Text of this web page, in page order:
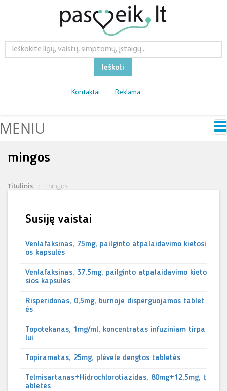
Ieškoti
Kontaktai Reklama
MENIU
mingos
Titulinis mingos
Susiję vaistai
Venlafaksinas, 75mg, pailginto atpalaidavimo kietosi
os kapsulės
Venlafaksinas, 37,5mg, pailginto atpalaidavimo kieto
sios kapsulės
Risperidonas, 0,5mg, burnoje disperguojamos tablet
ės
Topotekanas, 1mg/ml, koncentratas infuziniam tirpa
lui
Topiramatas, 25mg, plėvele dengtos tabletės
Telmisartanas+Hidrochlorotiazidas, 80mg+12,5mg, t
abletės